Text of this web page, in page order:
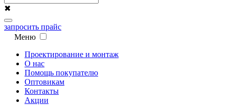
✖
запросить прайс
Меню
Проектирование и монтаж
О нас
Помощь покупателю
Оптовикам
Контакты
Акции